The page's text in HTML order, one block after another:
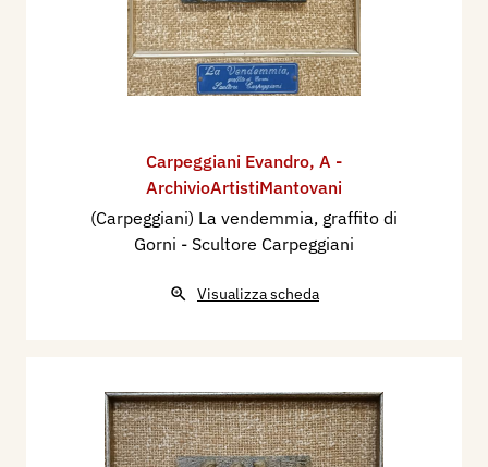
Carpeggiani Evandro, A -
ArchivioArtistiMantovani
(Carpeggiani) La vendemmia, graffito di
Gorni - Scultore Carpeggiani
Visualizza scheda